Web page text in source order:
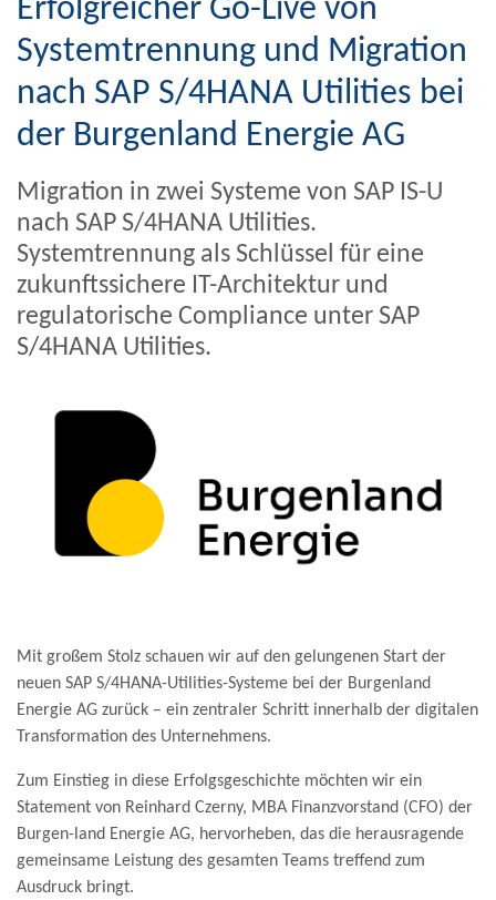
Erfolgreicher Go-Live von
Systemtrennung und Migration
nach SAP S/4HANA Utilities bei
der Burgenland Energie AG
Migration in zwei Systeme von SAP IS-U
nach SAP S/4HANA Utilities.
Systemtrennung als Schlüssel für eine
zukunftssichere IT-Architektur und
regulatorische Compliance unter SAP
S/4HANA Utilities.
Mit großem Stolz schauen wir auf den gelungenen Start der
neuen SAP S/4HANA-Utilities-Systeme bei der Burgenland
Energie AG zurück – ein zentraler Schritt innerhalb der digitalen
Transformation des Unternehmens.
Zum Einstieg in diese Erfolgsgeschichte möchten wir ein
Statement von Reinhard Czerny, MBA Finanzvorstand (CFO) der
Burgen-land Energie AG, hervorheben, das die herausragende
gemeinsame Leistung des gesamten Teams treffend zum
Ausdruck bringt.